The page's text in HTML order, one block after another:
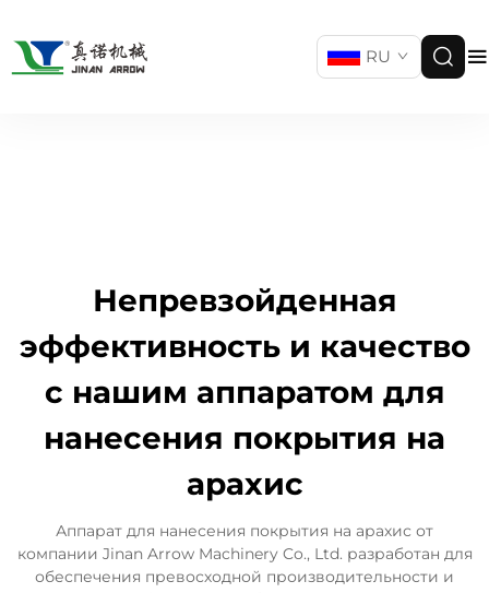
RU
Непревзойденная
эффективность и качество
с нашим аппаратом для
нанесения покрытия на
арахис
Аппарат для нанесения покрытия на арахис от
компании Jinan Arrow Machinery Co., Ltd. разработан для
обеспечения превосходной производительности и